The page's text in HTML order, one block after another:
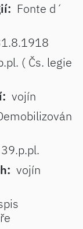
Fonte d´
( Čs. legie
vojín
39.p.pl.
vojín